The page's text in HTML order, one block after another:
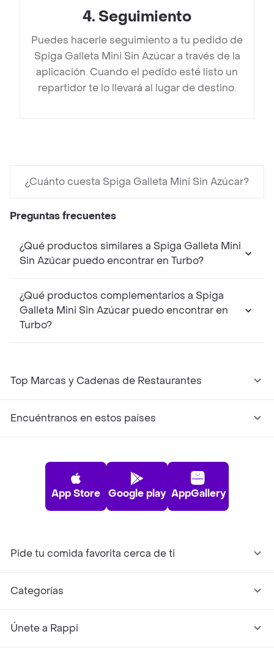
4. Seguimiento
Puedes hacerle seguimiento a tu pedido de
Spiga Galleta Mini Sin Azúcar a través de la
aplicación. Cuando el pedido esté listo un
repartidor te lo llevará al lugar de destino.
¿Cuánto cuesta Spiga Galleta Mini Sin Azúcar?
Preguntas frecuentes
¿Qué productos similares a Spiga Galleta Mini
Sin Azúcar puedo encontrar en Turbo?
¿Qué productos complementarios a Spiga
Galleta Mini Sin Azúcar puedo encontrar en
Turbo?
Top Marcas y Cadenas de Restaurantes
Encuéntranos en estos países
App Store Google play AppGallery
Pide tu comida favorita cerca de ti
Categorías
Únete a Rappi